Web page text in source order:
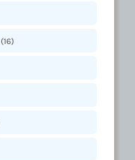
(16)